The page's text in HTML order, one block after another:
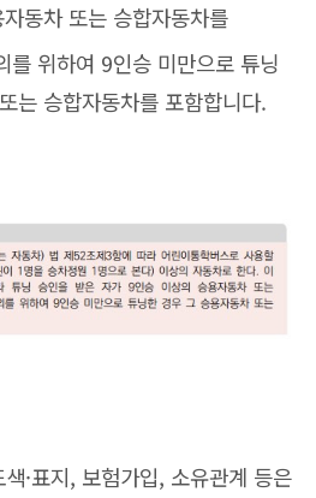
동차 또는 승합자동차를
를 위하여 9인승 미만으로 튜닝
는 승합자동차를 포함합니다.
·표지, 보험가입, 소유관계 등은